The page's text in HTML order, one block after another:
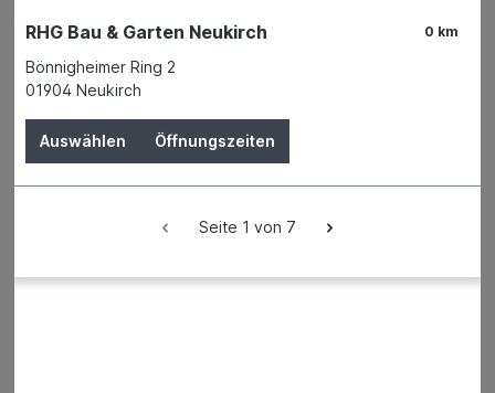
0 km
RHG Bau & Garten Neukirch
Bönnigheimer Ring 2
01904 Neukirch
Auswählen Öffnungszeiten
Seite 1 von 7